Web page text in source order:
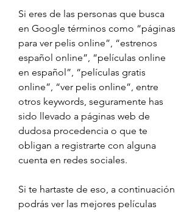
Si eres de las personas que busca
en Google términos como “páginas
para ver pelis online”, “estrenos
español online”, “películas online
en español”, “películas gratis
online”, “ver pelis online”, entre
otros keywords, seguramente has
sido llevado a páginas web de
dudosa procedencia o que te
obligan a registrarte con alguna
cuenta en redes sociales.
Si te hartaste de eso, a continuación
podrás ver las mejores películas